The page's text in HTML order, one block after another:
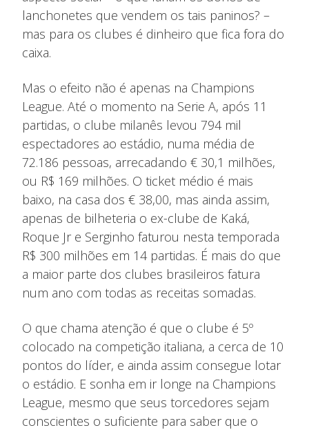
lanchonetes que vendem os tais paninos? –
mas para os clubes é dinheiro que fica fora do
caixa.
Mas o efeito não é apenas na Champions
League. Até o momento na Serie A, após 11
partidas, o clube milanês levou 794 mil
espectadores ao estádio, numa média de
72.186 pessoas, arrecadando € 30,1 milhões,
ou R$ 169 milhões. O ticket médio é mais
baixo, na casa dos € 38,00, mas ainda assim,
apenas de bilheteria o ex-clube de Kaká,
Roque Jr e Serginho faturou nesta temporada
R$ 300 milhões em 14 partidas. É mais do que
a maior parte dos clubes brasileiros fatura
num ano com todas as receitas somadas.
O que chama atenção é que o clube é 5º
colocado na competição italiana, a cerca de 10
pontos do líder, e ainda assim consegue lotar
o estádio. E sonha em ir longe na Champions
League, mesmo que seus torcedores sejam
conscientes o suficiente para saber que o